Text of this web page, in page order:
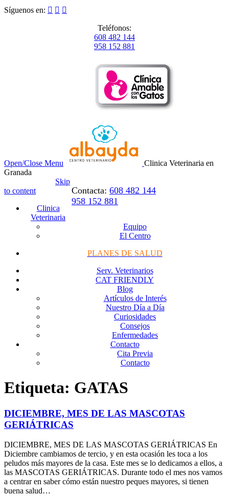
Síguenos en:   
Teléfonos:
608 482 144
958 152 881
Open/Close Menu
Clinica Veterinaria en
Granada
Contacta: 608 482 144
958 152 881
Skip
to content
Clinica
Veterinaria
Equipo
El Centro
PLANES DE SALUD
Serv. Veterinarios
CAT FRIENDLY
Blog
Artículos de Interés
Nuestro Día a Día
Curiosidades
Consejos
Enfermedades
Contacto
Cita Previa
Contacto
Etiqueta: GATAS
DICIEMBRE, MES DE LAS MASCOTAS
GERIÁTRICAS
DICIEMBRE, MES DE LAS MASCOTAS GERIÁTRICAS En
Diciembre cambiamos de tercio, y en esta ocasión les toca a los
peludos más mayores de la casa. Este mes se lo dedicamos a ellos, a
las MASCOTAS GERIÁTRICAS. Durante todo el mes nos vamos
a centrar en saber cómo están nuestro peques mayores, si tienen
buena salud…